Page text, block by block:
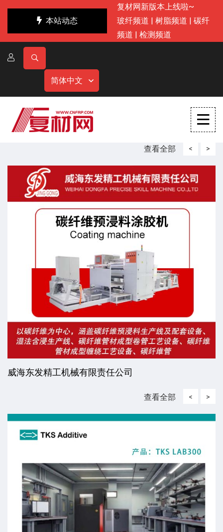
本站动态
复材网新版本上线啦~
玻纤频道 | 树脂频道 | 碳纤
频道 | 检测频道
简体中文
查看全部 <
江苏和宇新材料有限公司
>
查看全部 < >